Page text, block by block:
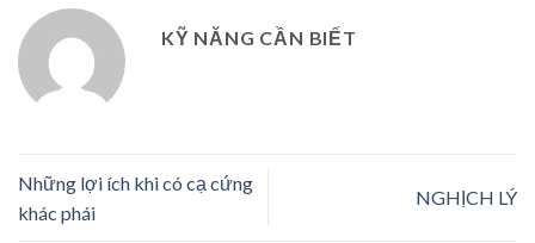
KỸ NĂNG CẦN BIẾT
Những lợi ích khi có cạ cứng
khác phái
NGHỊCH LÝ